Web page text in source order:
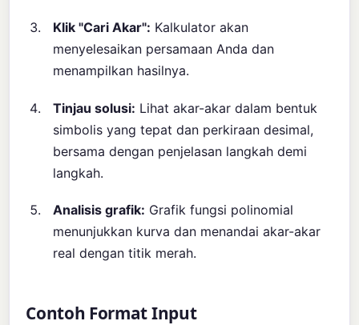
Klik "Cari Akar": Kalkulator akan
menyelesaikan persamaan Anda dan
menampilkan hasilnya.
Tinjau solusi: Lihat akar-akar dalam bentuk
simbolis yang tepat dan perkiraan desimal,
bersama dengan penjelasan langkah demi
langkah.
Analisis grafik: Grafik fungsi polinomial
menunjukkan kurva dan menandai akar-akar
real dengan titik merah.
Contoh Format Input